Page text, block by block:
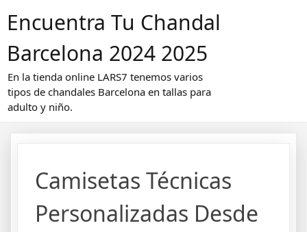
Encuentra Tu Chandal
Barcelona 2024 2025
En la tienda online LARS7 tenemos varios
tipos de chandales Barcelona en tallas para
adulto y niño.
Camisetas Técnicas
Personalizadas Desde